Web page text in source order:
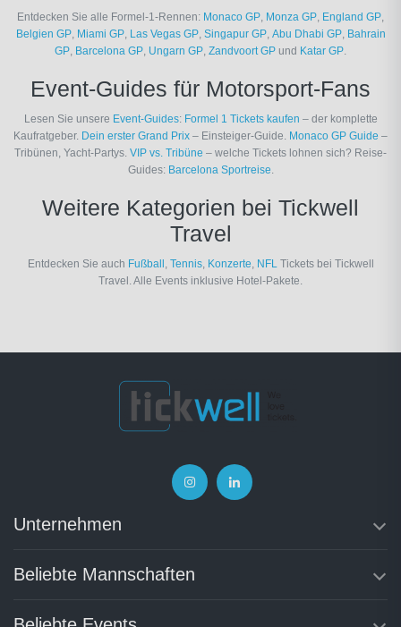
Entdecken Sie alle Formel-1-Rennen: Monaco GP, Monza GP, England GP,
Belgien GP, Miami GP, Las Vegas GP, Singapur GP, Abu Dhabi GP, Bahrain
GP, Barcelona GP, Ungarn GP, Zandvoort GP und Katar GP.
Event-Guides für Motorsport-Fans
Lesen Sie unsere Event-Guides: Formel 1 Tickets kaufen – der komplette
Kaufratgeber. Dein erster Grand Prix – Einsteiger-Guide. Monaco GP Guide –
Tribünen, Yacht-Partys. VIP vs. Tribüne – welche Tickets lohnen sich? Reise-
Guides: Barcelona Sportreise.
Weitere Kategorien bei Tickwell
Travel
Entdecken Sie auch Fußball , Tennis, Konzerte, NFLTickets bei Tickwell
Travel. Alle Events inklusive Hotel-Pakete.
Unternehmen
Beliebte Mannschaften